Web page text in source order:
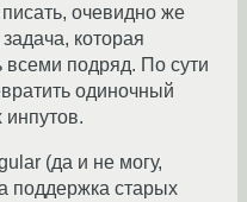
очевидно же
которая
подряд. По сути
одиночный
инпутов.
(да и не могу,
поддержка старых